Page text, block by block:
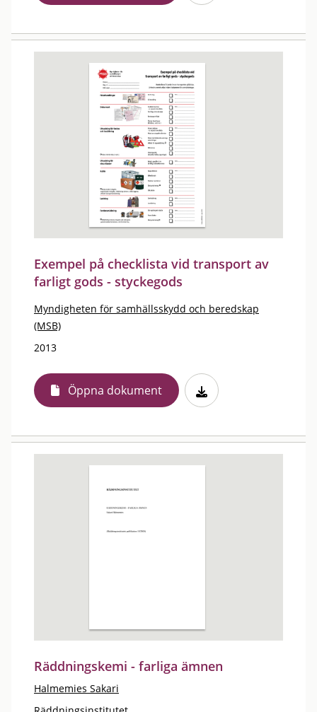
Exempel på checklista vid transport av
farligt gods - styckegods
Myndigheten för samhällsskydd och beredskap
(MSB)
2013
Öppna dokument
Räddningskemi - farliga ämnen
Halmemies Sakari